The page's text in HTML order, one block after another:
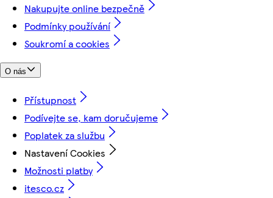
Nakupujte online bezpečně
Podmínky používání
Soukromí a cookies
O nás
Přístupnost
Podívejte se, kam doručujeme
Poplatek za službu
Nastavení Cookies
Možnosti platby
itesco.cz